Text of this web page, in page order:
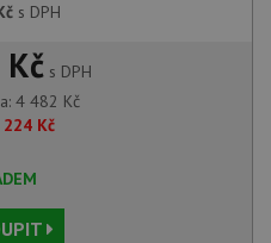
s DPH
s DPH
4 482 Kč
224 Kč